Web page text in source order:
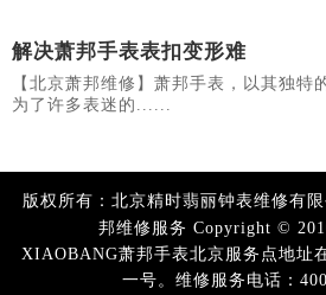
解决萧邦手表表扣变形难
【北京萧邦维修】萧邦手表，以其独特
为了许多表迷的......
版权所有：北京精时翡丽钟表维修有
邦维修服务 Copyright ©
XIAOBANG萧邦手表北京服务点地址
一号。维修服务电话：